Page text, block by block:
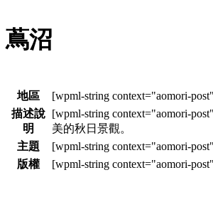
蔦沼
地區
描述說
明
美的秋日景觀。
主題
版權